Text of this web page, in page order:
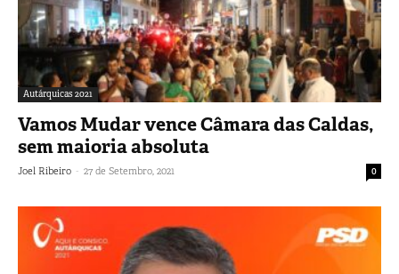
Autárquicas 2021
Vamos Mudar vence Câmara das Caldas,
sem maioria absoluta
Joel Ribeiro - 27 de Setembro, 2021 0